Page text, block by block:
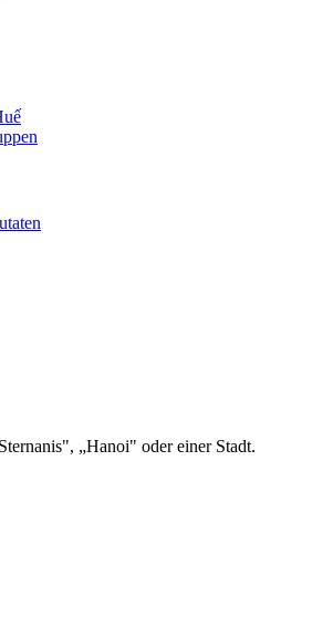
„Hanoi" oder einer Stadt.